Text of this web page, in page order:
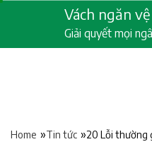
content
Vách ngăn
Giải quyết mọi
Home »Tin tức »20 Lỗi thường